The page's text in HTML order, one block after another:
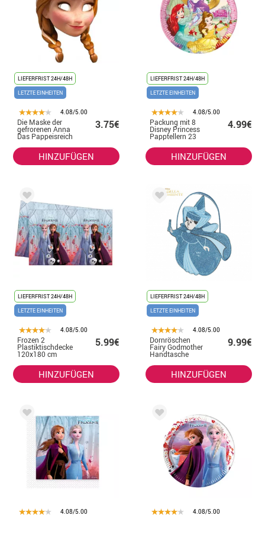
LIEFERFRIST 24H/48H
LETZTE EINHEITEN
4.08/5.00
Die Maske der
gefrorenen Anna
Das Pappeisreich
3.75€
HINZUFÜGEN
LIEFERFRIST 24H/48H
LETZTE EINHEITEN
4.08/5.00
Packung mit 8
Disney Princess
Papptellern 23
cm
4.99€
HINZUFÜGEN
LIEFERFRIST 24H/48H
LETZTE EINHEITEN
4.08/5.00
Frozen 2
Plastiktischdecke
120x180 cm
5.99€
HINZUFÜGEN
LIEFERFRIST 24H/48H
LETZTE EINHEITEN
4.08/5.00
Dornröschen
Fairy Godmother
Handtasche
9.99€
HINZUFÜGEN
4.08/5.00 4.08/5.00